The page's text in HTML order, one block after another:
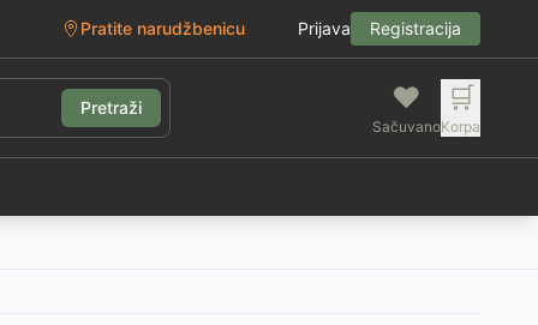
Pratite narudžbenicu Prijava Registracija
Pretraži ❤️
Sačuvano
🛒
Korpa